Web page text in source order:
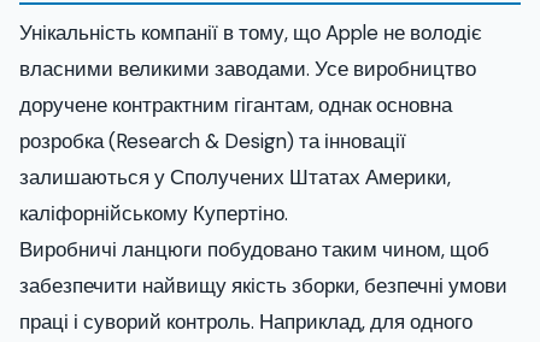
Унікальність компанії в тому, що Apple не володіє
власними великими заводами. Усе виробництво
доручене контрактним гігантам, однак основна
розробка (Research & Design) та інновації
залишаються у Сполучених Штатах Америки,
каліфорнійському Купертіно.
Виробничі ланцюги побудовано таким чином, щоб
забезпечити найвищу якість зборки, безпечні умови
праці і суворий контроль. Наприклад, для одного